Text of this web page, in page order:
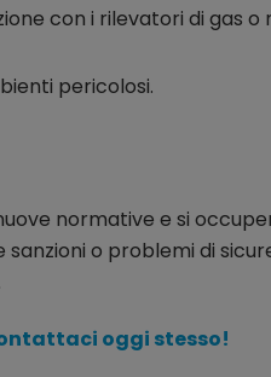
con i rilevatori di gas o
pericolosi.
normative e si
o problemi di
oggi stesso!